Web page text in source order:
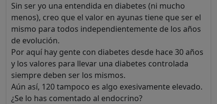
Sin ser yo una entendida en diabetes (ni mucho
menos), creo que el valor en ayunas tiene que ser el
mismo para todos independientemente de los años
de evolución.
Por aquí hay gente con diabetes desde hace 30 años
y los valores para llevar una diabetes controlada
siempre deben ser los mismos.
Aún así, 120 tampoco es algo exesivamente elevado.
¿Se lo has comentado al endocrino?